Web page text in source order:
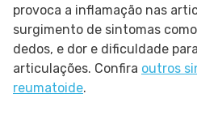
provoca a inflamação nas
surgimento de sintomas
dedos, e dor e dificuldade
articulações. Confira outros
reumatoide.